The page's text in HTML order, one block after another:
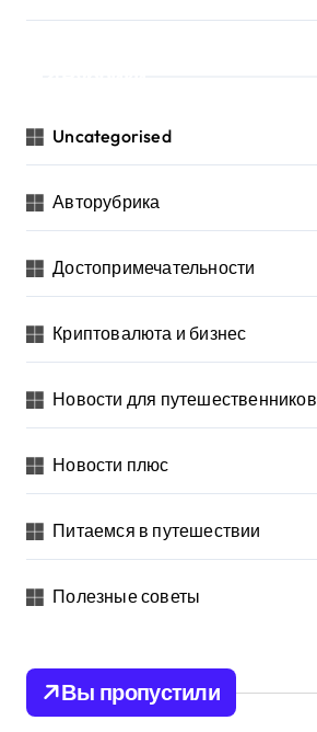
Uncategorised
Авторубрика
Достопримечательности
Криптовалюта и бизнес
Новости для путешественников
Новости плюс
Питаемся в путешествии
Полезные советы
Вы пропустили